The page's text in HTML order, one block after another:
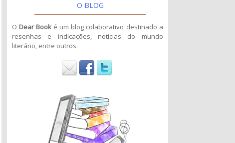
O BLOG
O Dear Book é um blog colaborativo destinado a
resenhas e indicações, noticias do mundo
literário, entre outros.